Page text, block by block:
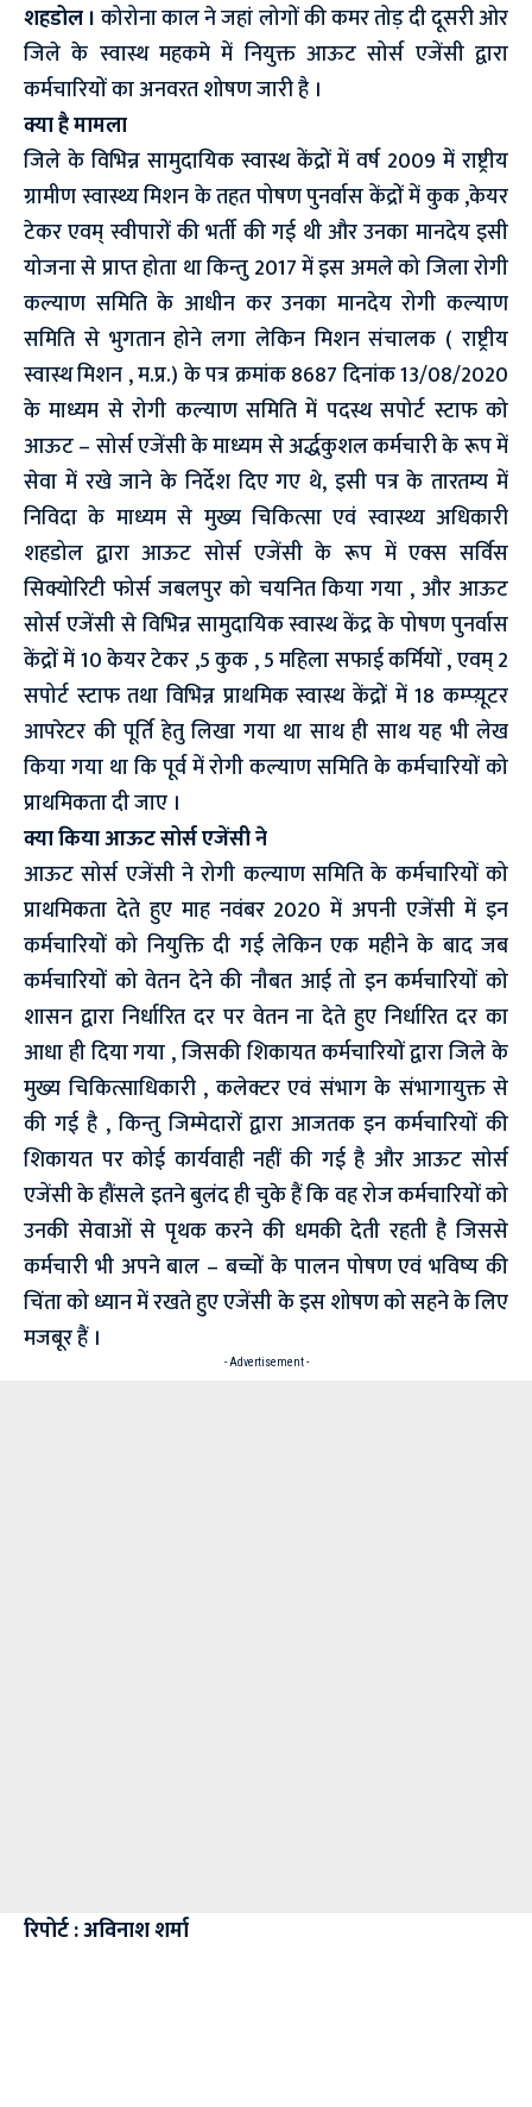
शहडोल ।कोरोना काल ने जहां लोगों की कमर तोड़ दी दूसरी ओर
जिले के स्वास्थ महकमे में नियुक्त आऊट सोर्स एजेंसी द्वारा
कर्मचारियों का अनवरत शोषण जारी है ।
क्या है मामला
जिले के विभिन्न सामुदायिक स्वास्थ केंद्रों में वर्ष 2009 में राष्ट्रीय
ग्रामीण स्वास्थ्य मिशन के तहत पोषण पुनर्वास केंद्रों में कुक ,केयर
टेकर एवम् स्वीपारों की भर्ती की गई थी और उनका मानदेय इसी
योजना से प्राप्त होता था किन्तु 2017 में इस अमले को जिला रोगी
कल्याण समिति के आधीन कर उनका मानदेय रोगी कल्याण
समिति से भुगतान होने लगा लेकिन मिशन संचालक ( राष्ट्रीय
स्वास्थ मिशन , म.प्र.) के पत्र क्रमांक 8687 दिनांक 13/08/2020
के माध्यम से रोगी कल्याण समिति में पदस्थ सपोर्ट स्टाफ को
आऊट – सोर्स एजेंसी के माध्यम से अर्द्धकुशल कर्मचारी के रूप में
सेवा में रखे जाने के निर्देश दिए गए थे, इसी पत्र के तारतम्य में
निविदा के माध्यम से मुख्य चिकित्सा एवं स्वास्थ्य अधिकारी
शहडोल द्वारा आऊट सोर्स एजेंसी के रूप में एक्स सर्विस
सिक्योरिटी फोर्स जबलपुर को चयनित किया गया , और आऊट
सोर्स एजेंसी से विभिन्न सामुदायिक स्वास्थ केंद्र के पोषण पुनर्वास
केंद्रों में 10 केयर टेकर ,5 कुक , 5 महिला सफाई कर्मियों , एवम् 2
सपोर्ट स्टाफ तथा विभिन्न प्राथमिक स्वास्थ केंद्रों में 18 कम्प्य़ूटर
आपरेटर की पूर्ति हेतु लिखा गया था साथ ही साथ यह भी लेख
किया गया था कि पूर्व में रोगी कल्याण समिति के कर्मचारियों को
प्राथमिकता दी जाए ।
क्या किया आऊट सोर्स एजेंसी ने
आऊट सोर्स एजेंसी ने रोगी कल्याण समिति के कर्मचारियों को
प्राथमिकता देते हुए माह नवंबर 2020 में अपनी एजेंसी में इन
कर्मचारियों को नियुक्ति दी गई लेकिन एक महीने के बाद जब
कर्मचारियों को वेतन देने की नौबत आई तो इन कर्मचारियों को
शासन द्वारा निर्धारित दर पर वेतन ना देते हुए निर्धारित दर का
आधा ही दिया गया , जिसकी शिकायत कर्मचारियों द्वारा जिले के
मुख्य चिकित्साधिकारी , कलेक्टर एवं संभाग के संभागायुक्त से
की गई है , किन्तु जिम्मेदारों द्वारा आजतक इन कर्मचारियों की
शिकायत पर कोई कार्यवाही नहीं की गई है और आऊट सोर्स
एजेंसी के हौंसले इतने बुलंद ही चुके हैं कि वह रोज कर्मचारियों को
उनकी सेवाओं से पृथक करने की धमकी देती रहती है जिससे
कर्मचारी भी अपने बाल – बच्चों के पालन पोषण एवं भविष्य की
चिंता को ध्यान में रखते हुए एजेंसी के इस शोषण को सहने के लिए
मजबूर हैं ।
- Advertisement -
रिपोर्ट : अविनाश शर्मा